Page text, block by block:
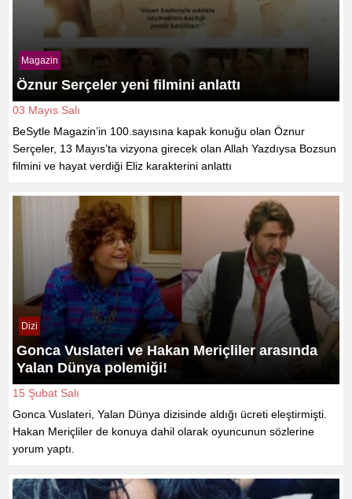
Magazin
Öznur Serçeler yeni filmini anlattı
03 Mayıs Salı
BeSytle Magazin’in 100.sayısına kapak konuğu olan Öznur
Serçeler, 13 Mayıs’ta vizyona girecek olan Allah Yazdıysa Bozsun
filmini ve hayat verdiği Eliz karakterini anlattı
Dizi
Gonca Vuslateri ve Hakan Meriçliler arasında
Yalan Dünya polemiği!
15 Şubat Salı
Gonca Vuslateri, Yalan Dünya dizisinde aldığı ücreti eleştirmişti.
Hakan Meriçliler de konuya dahil olarak oyuncunun sözlerine
yorum yaptı.